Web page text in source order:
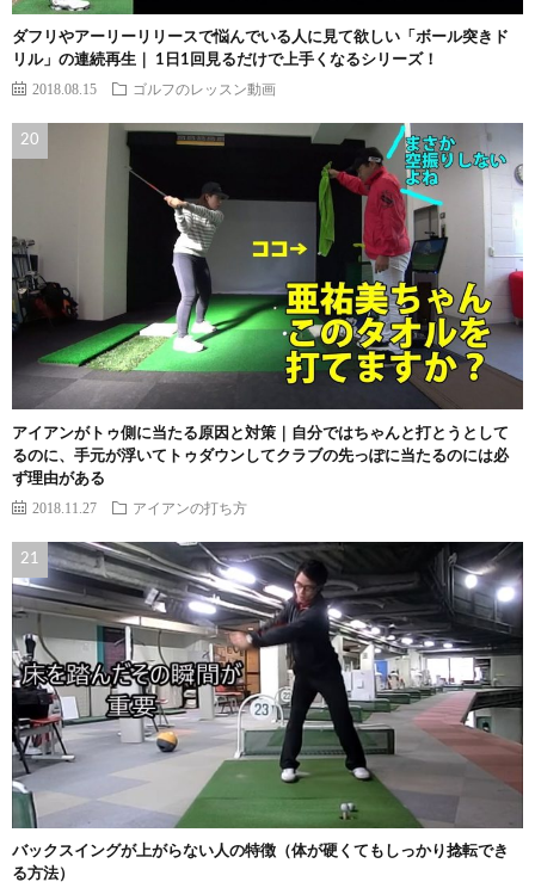
ダフリやアーリーリリースで悩んでいる人に見て欲しい「ボール突きド
リル」の連続再生｜ 1日1回見るだけで上手くなるシリーズ！
2018.08.15 ゴルフのレッスン動画
アイアンがトゥ側に当たる原因と対策｜自分ではちゃんと打とうとして
るのに、手元が浮いてトゥダウンしてクラブの先っぽに当たるのには必
ず理由がある
2018.11.27 アイアンの打ち方
バックスイングが上がらない人の特徴（体が硬くてもしっかり捻転でき
る方法）